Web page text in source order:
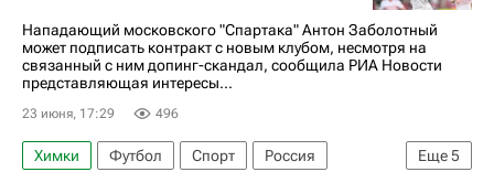
Нападающий московского "Спартака" Антон Заболотный
может подписать контракт с новым клубом, несмотря на
связанный с ним допинг-скандал, сообщила РИА Новости
представляющая интересы...
23 июня, 17:29 496
Еще5
Химки Футбол Спорт
Россия